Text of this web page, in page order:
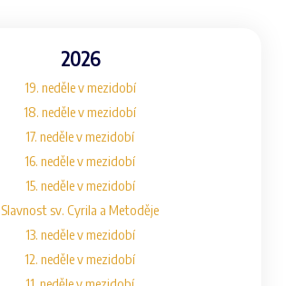
2026
19. neděle v mezidobí
18. neděle v mezidobí
17. neděle v mezidobí
16. neděle v mezidobí
15. neděle v mezidobí
Slavnost sv. Cyrila a Metoděje
13. neděle v mezidobí
12. neděle v mezidobí